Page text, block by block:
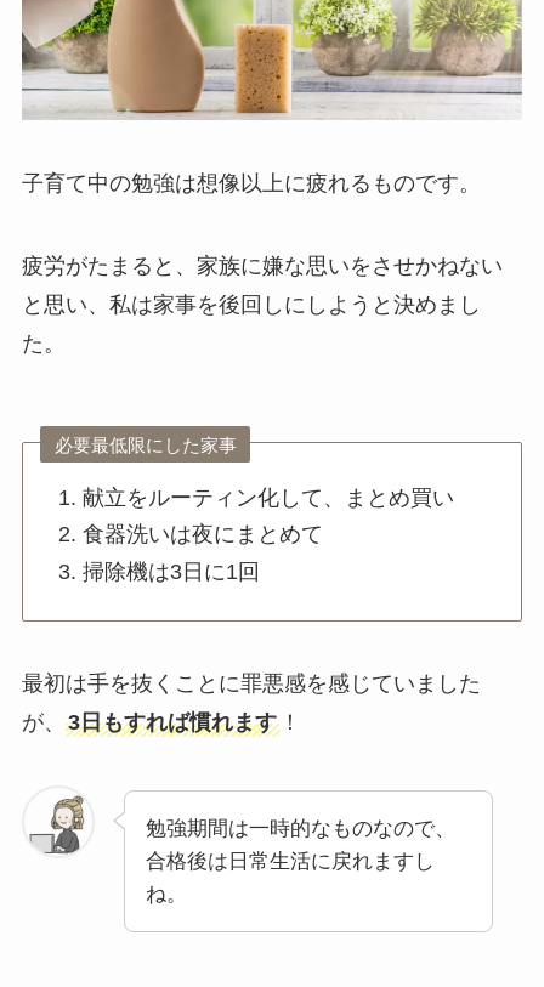
子育て中の勉強は想像以上に疲れるものです。
疲労がたまると、家族に嫌な思いをさせかねない
と思い、私は家事を後回しにしようと決めまし
た。
必要最低限にした家事
献立をルーティン化して、まとめ買い
食器洗いは夜にまとめて
掃除機は3日に1回
最初は手を抜くことに罪悪感を感じていました
が、 3日もすれば慣れます！
勉強期間は一時的なものなので、
合格後は日常生活に戻れますし
ね。